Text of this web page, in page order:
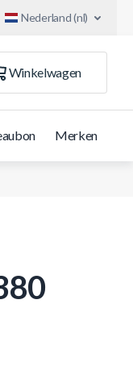
Nederland (nl)
Winkelwagen
Merken